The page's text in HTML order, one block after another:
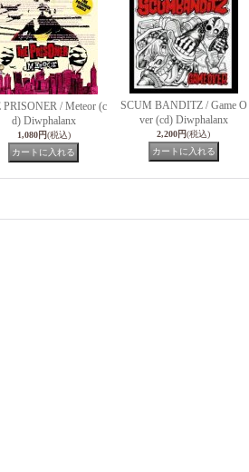
PRISONER / Meteor (c
d) Diwphalanx
1,080円(税込)
SCUM BANDITZ / Game O
ver (cd) Diwphalanx
2,200円(税込)